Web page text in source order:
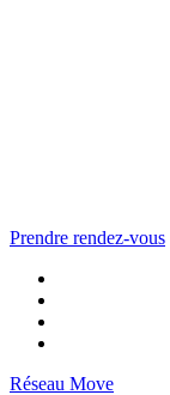
Prendre rendez-vous
Réseau Move